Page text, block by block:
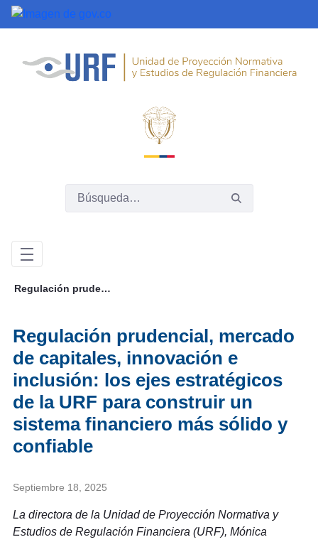
Saltar al contenido principal
Regulación prudencial, mercado de capitales, innovación e inclusión: los ejes estratégicos de la URF para construir un sistema financiero más sólido y confiable
Regulación prudencial, mercado
de capitales, innovación e
inclusión: los ejes estratégicos
de la URF para construir un
sistema financiero más sólido y
confiable
Septiembre 18, 2025
La directora de la Unidad de Proyección Normativa y
Estudios de Regulación Financiera (URF), Mónica